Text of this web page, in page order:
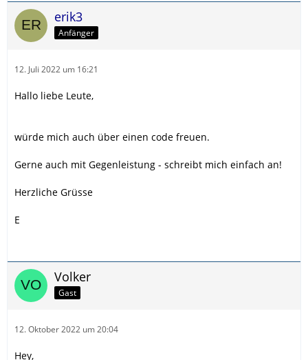
erik3
Anfänger
12. Juli 2022 um 16:21
Hallo liebe Leute,
würde mich auch über einen code freuen.
Gerne auch mit Gegenleistung - schreibt mich einfach an!
Herzliche Grüsse
E
Volker
Gast
12. Oktober 2022 um 20:04
Hey,